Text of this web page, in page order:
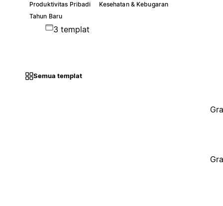
Produktivitas Pribadi
Kesehatan & Kebugaran
Tahun Baru
3 templat
Semua templat